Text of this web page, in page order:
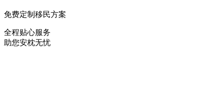
免费定制移民方案
全程贴心服务
助您安枕无忧